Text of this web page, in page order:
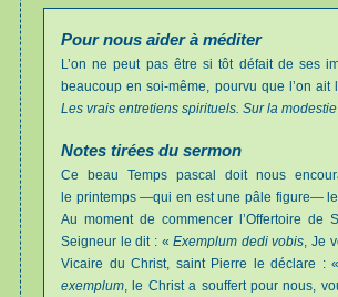
Pour nous aider à méditer
L’on ne peut pas être si tôt défait de ses
beaucoup en soi-même, pourvu que l’on
Les vrais entretiens spirituels. Sur la modestie
Notes tirées du sermon
Ce beau Temps pascal doit nous
le printemps —qui en est une pâle figure—
Au moment de commencer l’Offertoire de
Seigneur le dit : «Exemplum dedi vobis , Je
Vicaire du Christ, saint Pierre le déclare :
exemplum , le Christ a souffert pour nous,